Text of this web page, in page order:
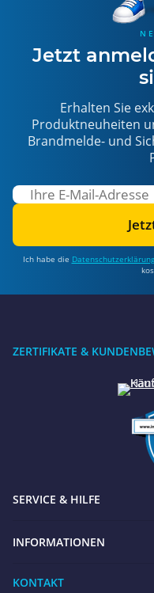
Jetzt
Erhalten Sie
Produktneuheiten
Brandmelde- und
Ich habe die Datenschutzerklärung
ZERTIFIKATE &
SERVICE & HILFE
INFORMATIONEN
KONTAKT